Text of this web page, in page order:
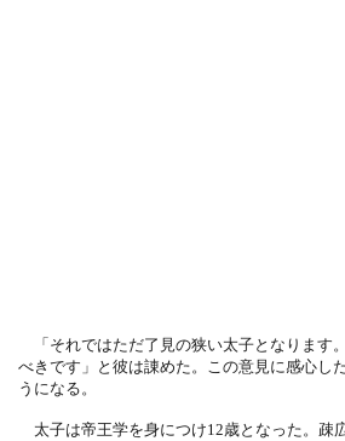
「それではただ了見の狭い太子となります。
べきです」と彼は諌めた。 この意見に感心し
うになる。
太子は帝王学を身につけ12歳となった。 疎